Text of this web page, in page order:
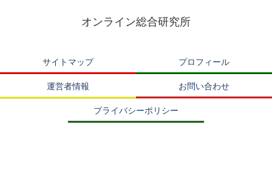
オンライン総合研究所
サイトマップ プロフィール
運営者情報 お問い合わせ
プライバシーポリシー